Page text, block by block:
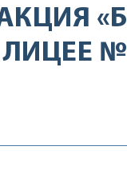
ЛИЦЕЕ